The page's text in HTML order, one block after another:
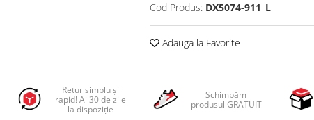
Cod Produs: DX5074-911_L
Adauga la Favorite
Retur simplu și
rapid! Ai 30 de zile
la dispoziție
Schimbăm
produsul GRATUIT